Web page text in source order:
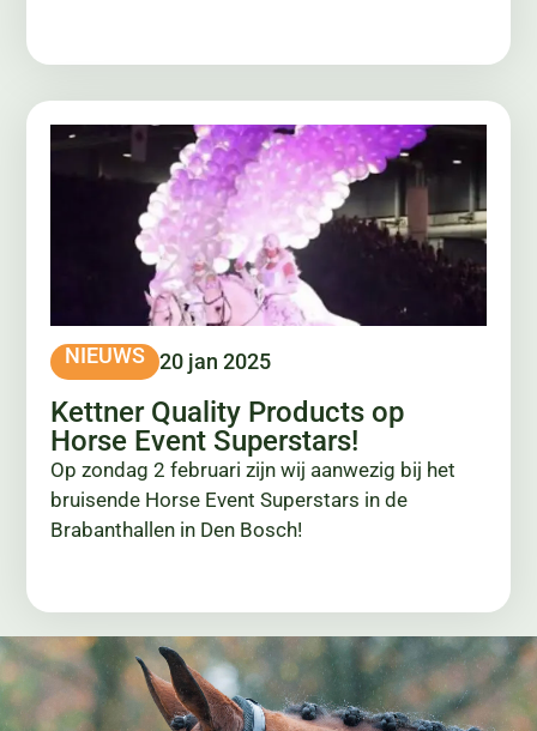
NIEUWS 20 jan 2025
Kettner Quality Products op
Horse Event Superstars!
Op zondag 2 februari zijn wij aanwezig bij het
bruisende Horse Event Superstars in de
Brabanthallen in Den Bosch!